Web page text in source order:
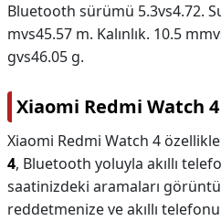
Bluetooth sürümü 5.3vs4.72.
mvs45.57 m. Kalınlık. 10.5
gvs46.05 g.
Xiaomi Redmi Watch
Xiaomi Redmi Watch 4
4, Bluetooth yoluyla akıllı
saatinizdeki aramaları
reddetmenize ve akıllı